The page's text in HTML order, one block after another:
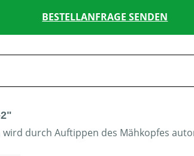
BESTELLANFRAGE SENDEN
durch Auftippen des Mähkopfes